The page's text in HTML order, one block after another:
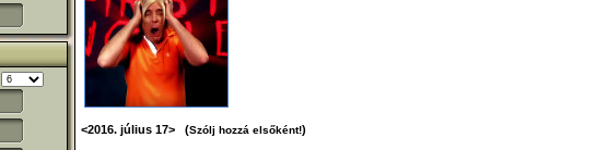
<2016. július 17> (Szólj hozzá elsőként!)